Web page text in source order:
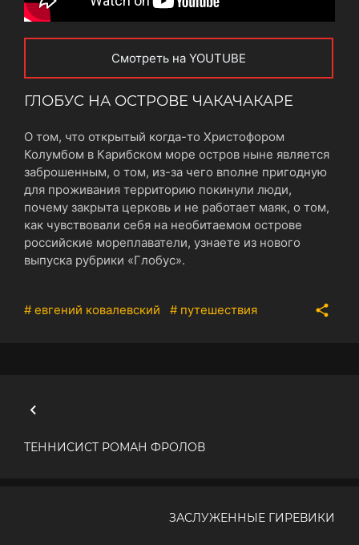
Смотреть на YOUTUBE
ГЛОБУС НА ОСТРОВЕ ЧАКАЧАКАРЕ
О том, что открытый когда-то Христофором
Колумбом в Карибском море остров ныне является
заброшенным, о том, из-за чего вполне пригодную
для проживания территорию покинули люди,
почему закрыта церковь и не работает маяк, о том,
как чувствовали себя на необитаемом острове
российские мореплаватели, узнаете из нового
выпуска рубрики «Глобус».
# евгений ковалевский # путешествия
ТЕННИСИСТ РОМАН ФРОЛОВ
ЗАСЛУЖЕННЫЕ ГИРЕВИКИ